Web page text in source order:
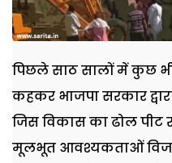
पिछले साठ सालों में कुछ
कहकर भाजपा सरकार
जिस विकास काढोल पीट
मूलभूत आवश्यकताओं